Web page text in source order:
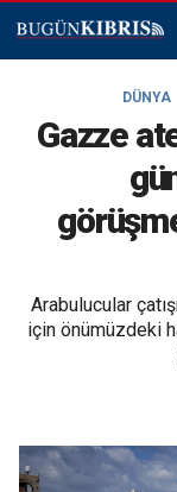
DÜNYA
Gazze
Arabulucular
için önümüzdeki